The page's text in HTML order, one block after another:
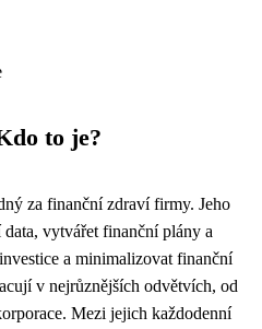
to je?
za finanční zdraví firmy. Jeho
vytvářet finanční plány a
a minimalizovat finanční
v nejrůznějších odvětvích, od
Mezi jejich každodenní